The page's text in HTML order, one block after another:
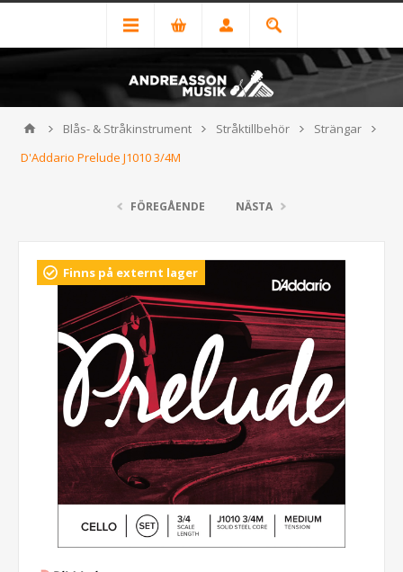
Blås- & Stråkinstrument Stråktillbehör
Strängar
D'Addario Prelude J1010 3/4M
FÖREGÅENDE NÄSTA
Finns på externt lager